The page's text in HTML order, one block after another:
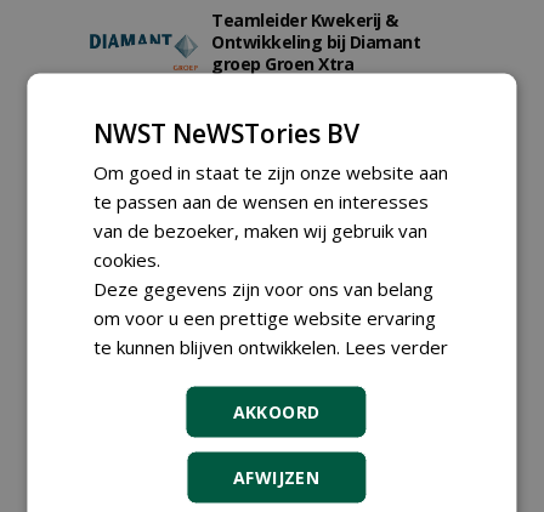
Teamleider Kwekerij &
Ontwikkeling bij Diamant
groep Groen Xtra
Export Manager bij PERFECT -
Van Wamel (fulltime)
Proefveldmedewerker/
Chauffeur
landbouwmachines bij DSV
06-08-2026, Ven-Zelderheide
Kasmedewerker (fulltime) bij
DSV zaden Nederland B.V.
Allround
magazijnmedewerker
(fulltime) bij DSV zaden
Nederland B.V.
06-08-2026, Ven Zelderheide
NWST NeWSTories BV
Om goed in staat te zijn onze website aan
te passen aan de wensen en interesses
van de bezoeker, maken wij gebruik van
cookies.
Deze gegevens zijn voor ons van belang
om voor u een prettige website ervaring
te kunnen blijven ontwikkelen. Lees verder
AKKOORD
AFWIJZEN